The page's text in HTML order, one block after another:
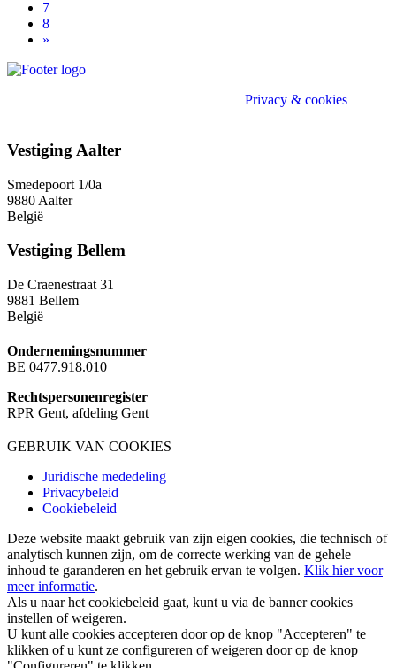
7
8
»
Privacy & cookies
Vestiging Aalter
Smedepoort 1/0a
9880 Aalter
België
Vestiging Bellem
De Craenestraat 31
9881 Bellem
België
Ondernemingsnummer
BE 0477.918.010
Rechtspersonenregister
RPR Gent, afdeling Gent
GEBRUIK VAN COOKIES
Juridische mededeling
Privacybeleid
Cookiebeleid
Deze website maakt gebruik van zijn eigen cookies, die technisch of
analytisch kunnen zijn, om de correcte werking van de gehele
inhoud te garanderen en het gebruik ervan te volgen. Klik hier voor
meer informatie.
Als u naar het cookiebeleid gaat, kunt u via de banner cookies
instellen of weigeren.
U kunt alle cookies accepteren door op de knop "Accepteren" te
klikken of u kunt ze configureren of weigeren door op de knop